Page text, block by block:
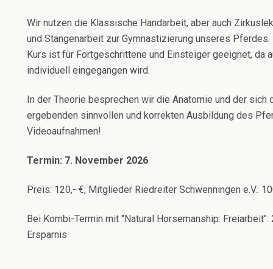
Wir nutzen die Klassische Handarbeit, aber auch
und Stangenarbeit zur Gymnastizierung unseres Pferdes.
Kurs ist für Fortgeschrittene und Einsteiger geeignet, da
individuell eingegangen wird.
In der Theorie besprechen wir die Anatomie und der sich
ergebenden sinnvollen und korrekten Ausbildung des
Videoaufnahmen!
Termin: 7. November 2026
Preis: 120,- €; Mitglieder Riedreiter Schwenningen e.V.:
Bei Kombi-Termin mit "Natural Horsemanship: Freiarbeit":
Ersparnis